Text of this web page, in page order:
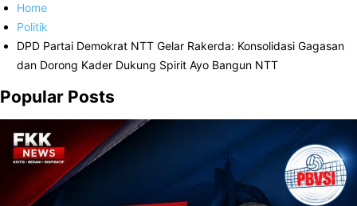
Home
Politik
DPD Partai Demokrat NTT Gelar Rakerda: Konsolidasi Gagasan
dan Dorong Kader Dukung Spirit Ayo Bangun NTT
Popular Posts